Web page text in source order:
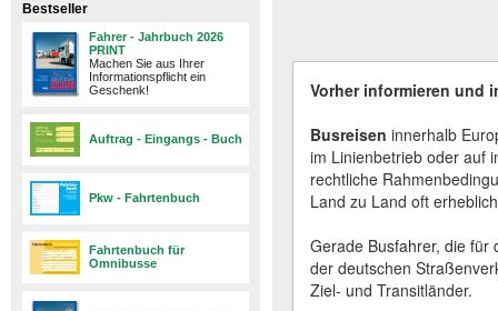
Bestseller
Fahrer - Jahrbuch 2026
PRINT
Machen Sie aus Ihrer
Informationspflicht ein
Geschenk!
Auftrag - Eingangs - Buch
Pkw - Fahrtenbuch
Fahrtenbuch für
Omnibusse
Vorher informieren und
Busreisen innerhalb
im Linienbetrieb oder auf
rechtliche
Land zu Land oft
Gerade Busfahrer, die für
der deutschen
Ziel- und Transitländer.